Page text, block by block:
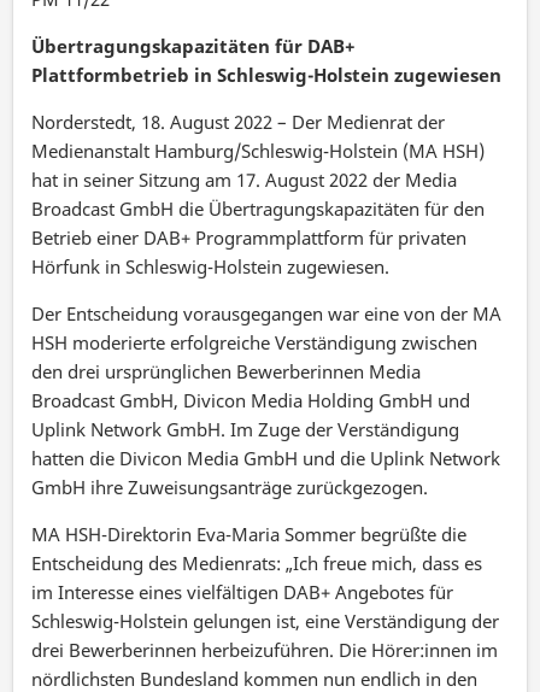
Übertragungskapazitäten für DAB+
Plattformbetrieb in Schleswig-Holstein zugewiesen
Norderstedt, 18. August 2022 – Der Medienrat der
Medienanstalt Hamburg/Schleswig-Holstein (MA HSH)
hat in seiner Sitzung am 17. August 2022 der Media
Broadcast GmbH die Übertragungskapazitäten für den
Betrieb einer DAB+ Programmplattform für privaten
Hörfunk in Schleswig-Holstein zugewiesen.
Der Entscheidung vorausgegangen war eine von der MA
HSH moderierte erfolgreiche Verständigung zwischen
den drei ursprünglichen Bewerberinnen Media
Broadcast GmbH, Divicon Media Holding GmbH und
Uplink Network GmbH. Im Zuge der Verständigung
hatten die Divicon Media GmbH und die Uplink Network
GmbH ihre Zuweisungsanträge zurückgezogen.
MA HSH-Direktorin Eva-Maria Sommer begrüßte die
Entscheidung des Medienrats: „Ich freue mich, dass es
im Interesse eines vielfältigen DAB+ Angebotes für
Schleswig-Holstein gelungen ist, eine Verständigung der
drei Bewerberinnen herbeizuführen. Die Hörer:innen im
nördlichsten Bundesland kommen nun endlich in den